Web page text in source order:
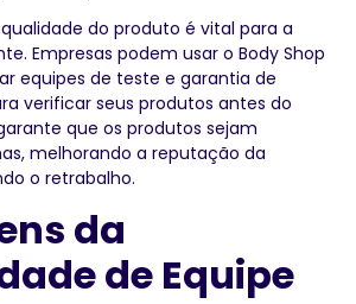
do produto é vital para a
Empresas podem usar o Body Shop
equipes de teste e garantia de
verificar seus produtos antes do
que os produtos sejam
melhorando a reputação da
o retrabalho.
da
de Equipe